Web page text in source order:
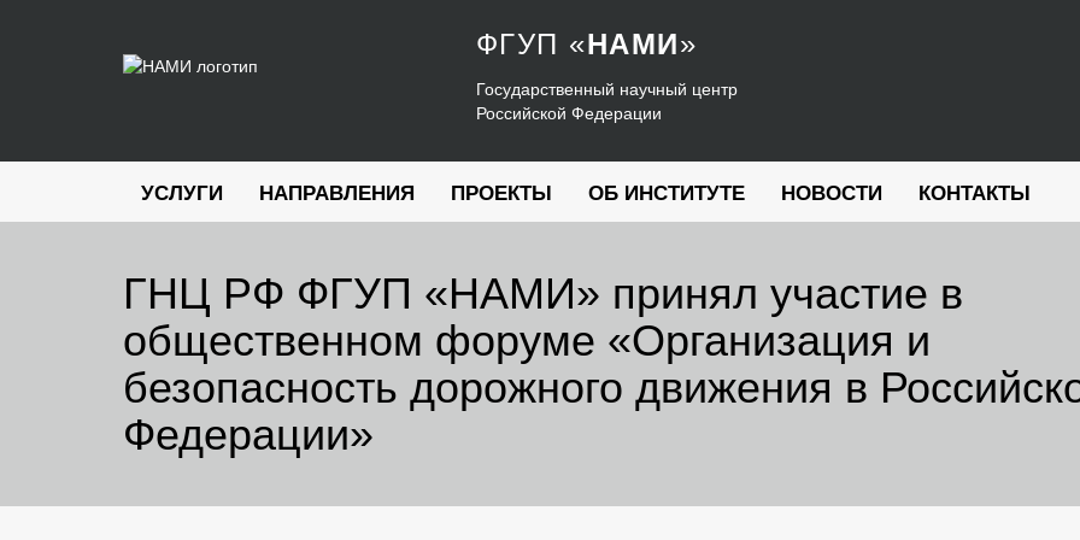
ФГУП «НАМИ»
Государственный научный центр
Российской Федерации
УСЛУГИ НАПРАВЛЕНИЯ ПРОЕКТЫ ОБ ИНСТИТУТЕ НОВОСТИ КОНТАКТЫ
ГНЦ РФ ФГУП «НАМИ» принял участие в
общественном форуме «Организация и
безопасность дорожного движения в
Федерации»